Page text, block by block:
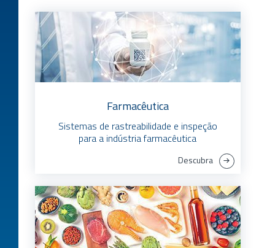
Farmacêutica
Sistemas de rastreabilidade e inspeção
para a indústria farmacêutica
Descubra